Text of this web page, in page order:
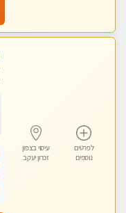
לפרטים
נוספים
עיסוי בצפון
זכרון יעקב